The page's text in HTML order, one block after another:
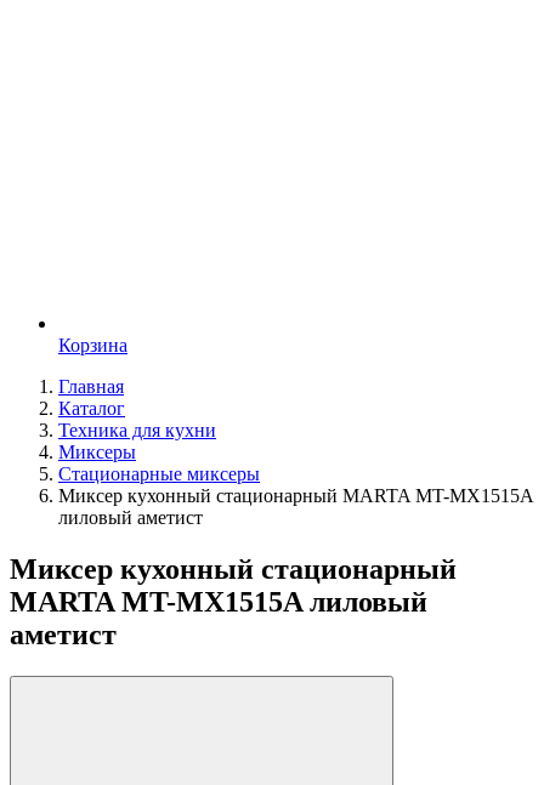
Корзина
Главная
Каталог
Техника для кухни
Миксеры
Стационарные миксеры
Миксер кухонный стационарный MARTA MT-MX1515A
лиловый аметист
Миксер кухонный стационарный
MARTA MT-MX1515A лиловый
аметист